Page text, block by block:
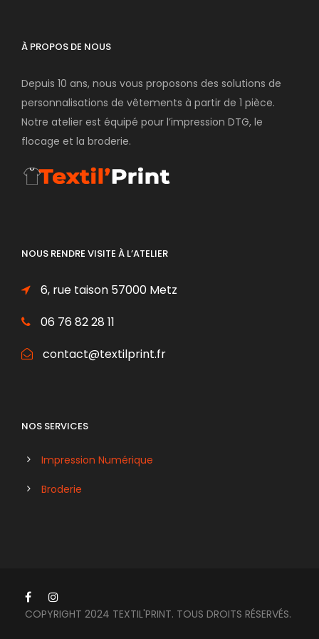
À PROPOS DE NOUS
Depuis 10 ans, nous vous proposons des solutions de
personnalisations de vêtements à partir de 1 pièce.
Notre atelier est équipé pour l’impression DTG, le
flocage et la broderie.
NOUS RENDRE VISITE À L’ATELIER
6, rue taison 57000 Metz
06 76 82 28 11
contact@textilprint.fr
NOS SERVICES
Impression Numérique
Broderie
COPYRIGHT 2024 TEXTIL'PRINT. TOUS DROITS RÉSERVÉS.